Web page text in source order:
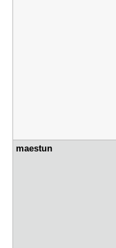
maestun